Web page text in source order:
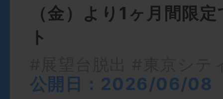
（金）より1ヶ月間限
ト
公開日：2026/06/08